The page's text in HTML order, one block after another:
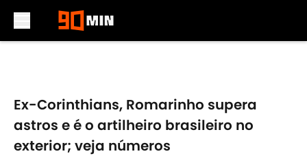
Ex-Corinthians, Romarinho supera
astros e é o artilheiro brasileiro no
exterior; veja números